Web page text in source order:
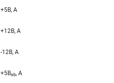
+5B, А
+12B, A
-12B, A
+5Bsb, A